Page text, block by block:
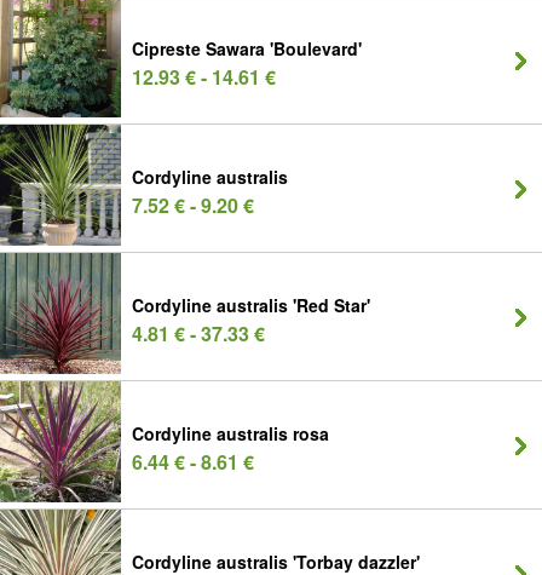
Cipreste Sawara 'Boulevard'
12.93 € - 14.61 €
Cordyline australis
7.52 € - 9.20 €
Cordyline australis 'Red Star'
4.81 € - 37.33 €
Cordyline australis rosa
6.44 € - 8.61 €
Cordyline australis 'Torbay dazzler'